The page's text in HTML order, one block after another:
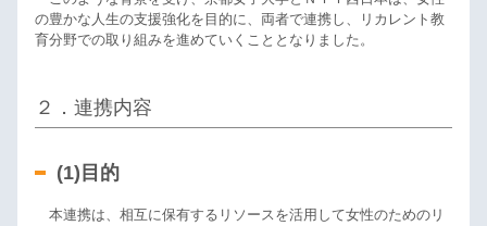
の豊かな人生の支援強化を目的に、両者で連携し、リカレント教
育分野での取り組みを進めていくこととなりました。
２．連携内容
(1)目的
本連携は、相互に保有するリソースを活用して女性のためのリ